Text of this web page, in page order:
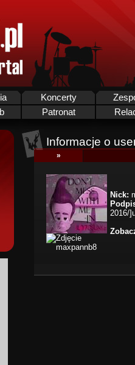
Koncerty
Patronat
Informacje o
»
Nick:
2016/